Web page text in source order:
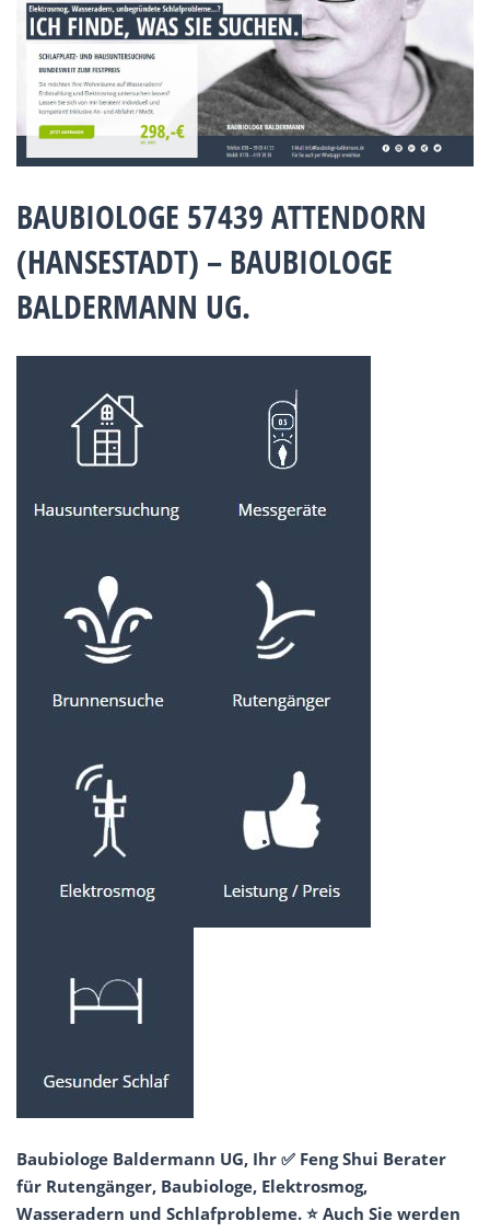
BAUBIOLOGE 57439 ATTENDORN
(HANSESTADT) – BAUBIOLOGE
BALDERMANN UG.
Baubiologe Baldermann UG, Ihr ✅ Feng Shui Berater
für Rutengänger, Baubiologe, Elektrosmog,
Wasseradern und Schlafprobleme. ⭐ Auch Sie werden